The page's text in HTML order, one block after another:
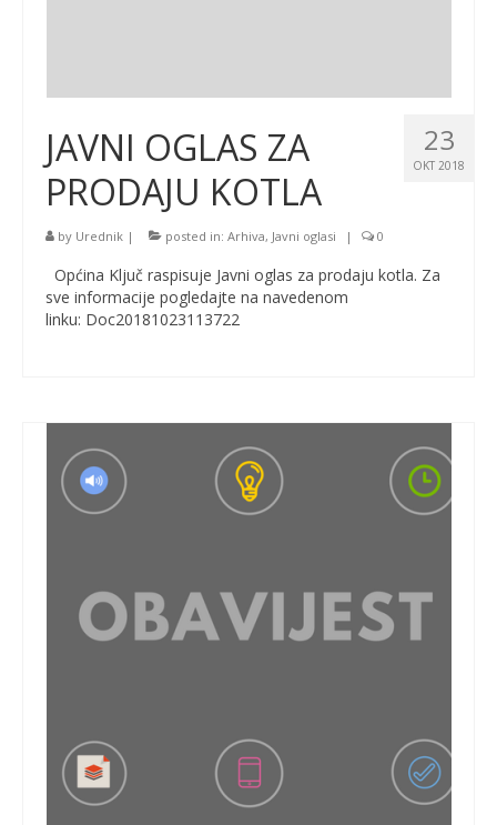
23
OKT 2018
JAVNI OGLAS ZA
PRODAJU KOTLA
by Urednik | posted in: Arhiva, Javni oglasi | 0
Općina Ključ raspisuje Javni oglas za prodaju kotla. Za
sve informacije pogledajte na navedenom
linku: Doc20181023113722